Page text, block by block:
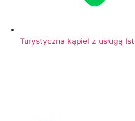
Turystyczna kąpiel z usługą